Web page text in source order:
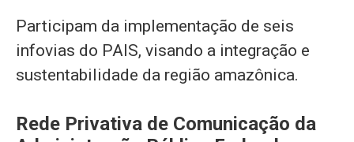
Participam da implementação de seis
infovias do PAIS, visando a integração e
sustentabilidade da região amazônica.
Rede Privativa de Comunicação da